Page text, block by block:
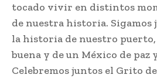
tocado vivir en distintos
de nuestra historia. Sigamos
la historia de nuestro
buena y de un México de paz
Celebremos juntos el Grito